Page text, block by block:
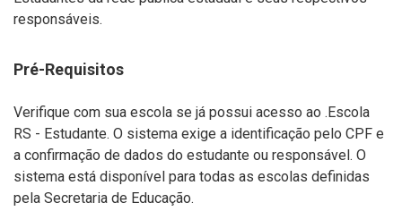
responsáveis.
Pré-Requisitos
Verifique com sua escola se já possui acesso ao .Escola
RS - Estudante. O sistema exige a identificação pelo CPF e
a confirmação de dados do estudante ou responsável. O
sistema está disponível para todas as escolas definidas
pela Secretaria de Educação.